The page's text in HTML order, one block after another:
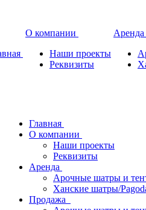
О компании
Наши проекты
Реквизиты
Аренда
Главная
О компании
Наши проекты
Реквизиты
Аренда
Арочные шатры и
Ханские шатры/
Продажа